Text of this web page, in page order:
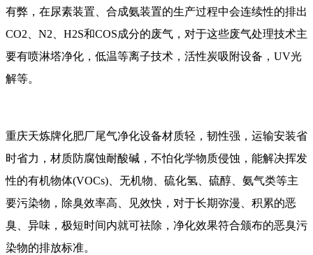
有弊，在尿素装置、合成氨装置的生产过程中会连续性的排出
CO2、N2、H2S和COS成分的废气，对于这些废气处理技术主
要有喷淋塔净化，低温等离子技术，活性炭吸附设备，UV光
解等。
重庆天炼牌化肥厂尾气净化设备材质轻，韧性强，运输安装省
时省力，材质防腐蚀耐酸碱，不怕化学物质侵蚀，能解决挥发
性的有机物体(VOCs)、无机物、硫化氢、硫醇、氨气类等主
要污染物，除臭效率高、见效快，对于长期弥漫、积累的恶
臭、异味，极短时间内就可祛除，净化效果符合颁布的恶臭污
染物的排放标准。